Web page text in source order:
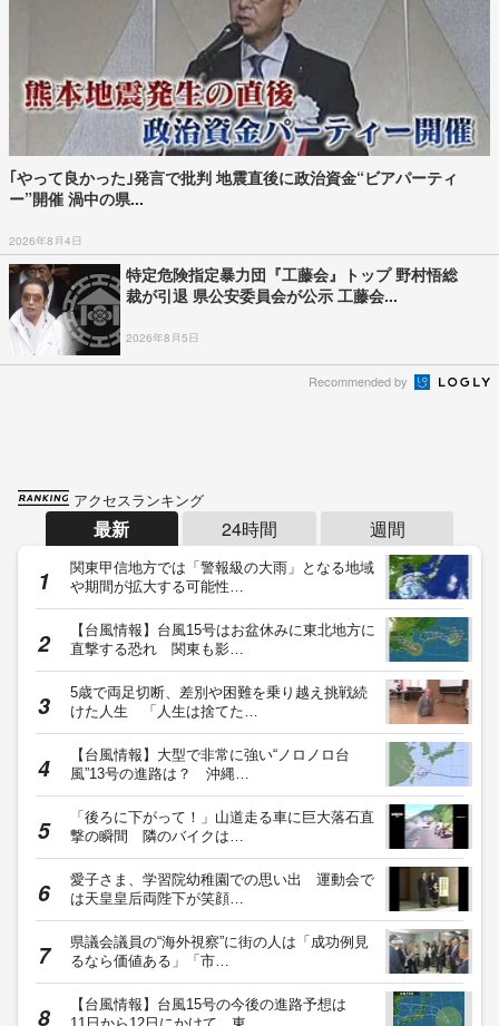
｢やって良かった｣発言で批判 地震直後に政治資金“ビアパーティ
ー”開催 渦中の県...
2026年8月4日
特定危険指定暴力団『工藤会』トップ 野村悟総
裁が引退 県公安委員会が公示 工藤会...
2026年8月5日
Recommended by
アクセスランキング
最新 24時間 週間
関東甲信地方では「警報級の大雨」となる地域
や期間が拡大する可能性…
【台風情報】台風15号はお盆休みに東北地方に
直撃する恐れ 関東も影…
5歳で両足切断、差別や困難を乗り越え挑戦続
けた人生 「人生は捨てた…
【台風情報】大型で非常に強い“ノロノロ台
風”13号の進路は？ 沖縄…
「後ろに下がって！」山道走る車に巨大落石直
撃の瞬間 隣のバイクは…
愛子さま、学習院幼稚園での思い出 運動会で
は天皇皇后両陛下が笑顔…
県議会議員の“海外視察”に街の人は「成功例見
るなら価値ある」「市…
【台風情報】台風15号の今後の進路予想は